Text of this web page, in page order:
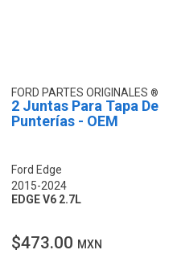
FORD PARTES ORIGINALES
2 Juntas Para Tapa De
Punterías - OEM
Ford Edge
2015-2024
EDGE V6 2.7L
$473.00 MXN